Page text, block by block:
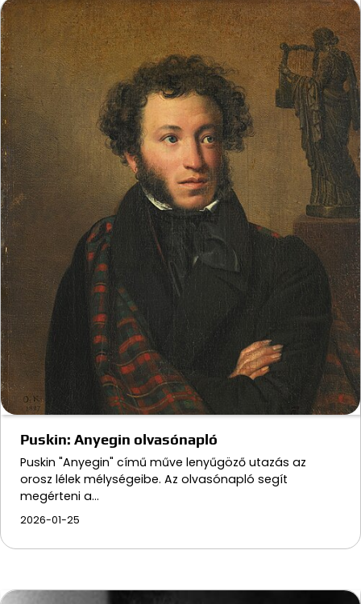
Puskin: Anyegin olvasónapló
Puskin "Anyegin" című műve lenyűgöző utazás az
orosz lélek mélységeibe. Az olvasónapló segít
megérteni a…
2026-01-25